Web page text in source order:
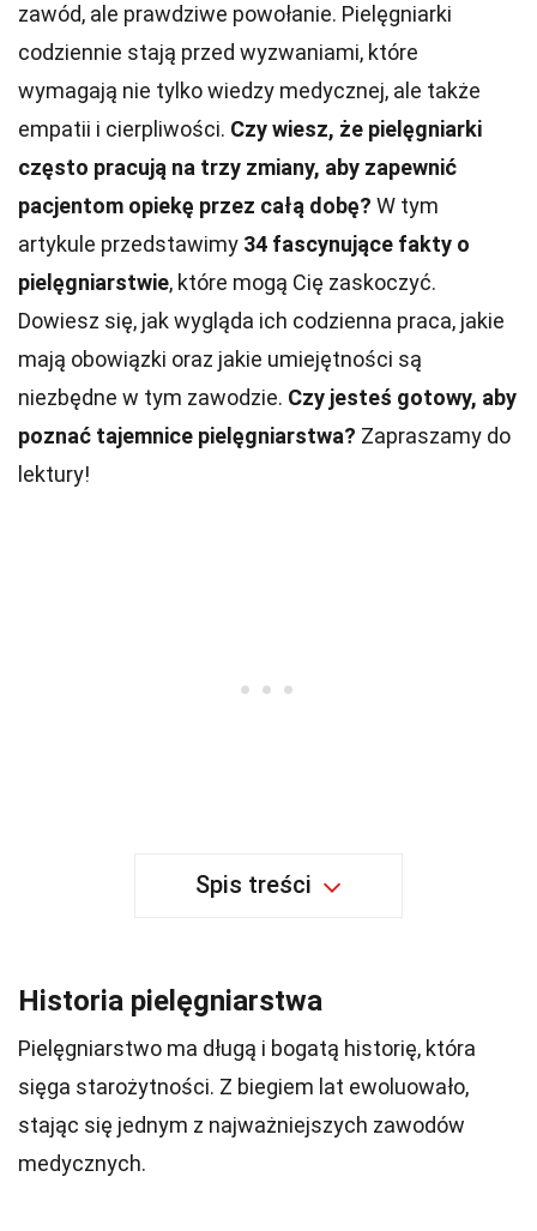
zawód, ale prawdziwe powołanie. Pielęgniarki
codziennie stają przed wyzwaniami, które
wymagają nie tylko wiedzy medycznej, ale także
empatii i cierpliwości. Czy wiesz, że pielęgniarki
często pracują na trzy zmiany, aby zapewnić
pacjentom opiekę przez całą dobę? W tym
artykule przedstawimy 34 fascynujące fakty o
pielęgniarstwie, które mogą Cię zaskoczyć.
Dowiesz się, jak wygląda ich codzienna praca, jakie
mają obowiązki oraz jakie umiejętności są
niezbędne w tym zawodzie. Czy jesteś gotowy, aby
poznać tajemnice pielęgniarstwa? Zapraszamy do
lektury!
Spis treści
Historia pielęgniarstwa
Pielęgniarstwo ma długą i bogatą historię, która
sięga starożytności. Z biegiem lat ewoluowało,
stając się jednym z najważniejszych zawodów
medycznych.